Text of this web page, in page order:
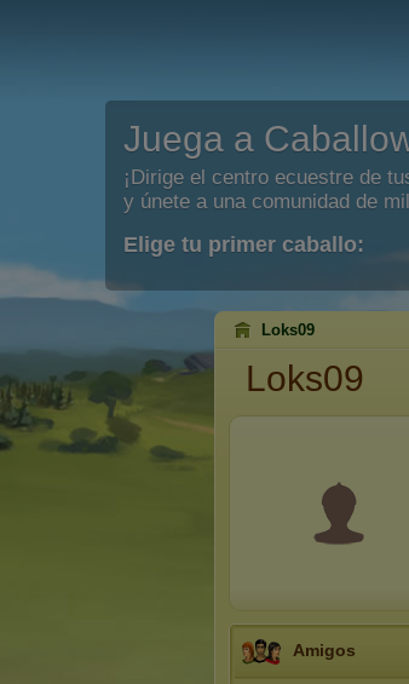
Juega a
¡Dirige el centro ecuestre de
y únete a una comunidad de
Elige tu primer caballo:
Loks09
Loks09
Amigos